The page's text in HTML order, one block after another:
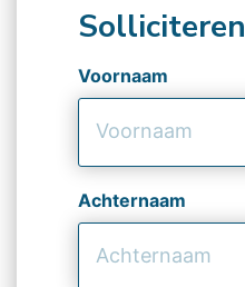
Solliciteren
Voornaam
Achternaam